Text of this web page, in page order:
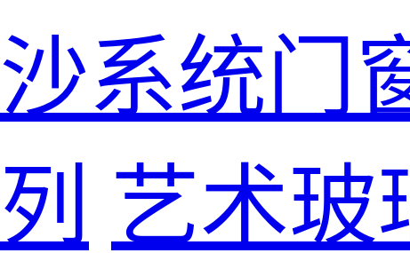
系统门
艺术玻